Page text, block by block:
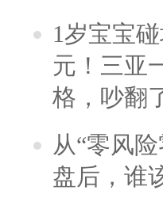
1岁宝宝
元！三亚
格，吵翻
从“零风
盘后，谁